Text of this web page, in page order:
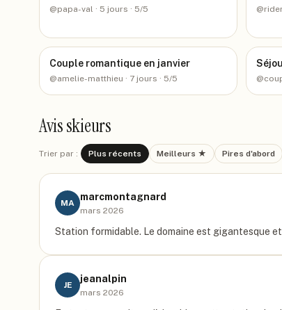
@papa-val · 5 jours · 5/5 @
Couple romantique en janvier
@amelie-matthieu · 7 jours · 5/5 @
Avis skieurs
Trier par : Plus récents Meilleurs ★ Pires d'abord
MA
marcmontagnard
mars 2026
Station formidable. Le domaine est gigantesque et
JE
jeanalpin
mars 2026